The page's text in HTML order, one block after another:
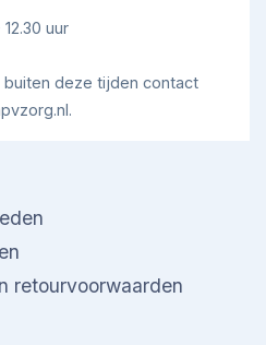
uur
buiten deze tijden contact
retourvoorwaarden